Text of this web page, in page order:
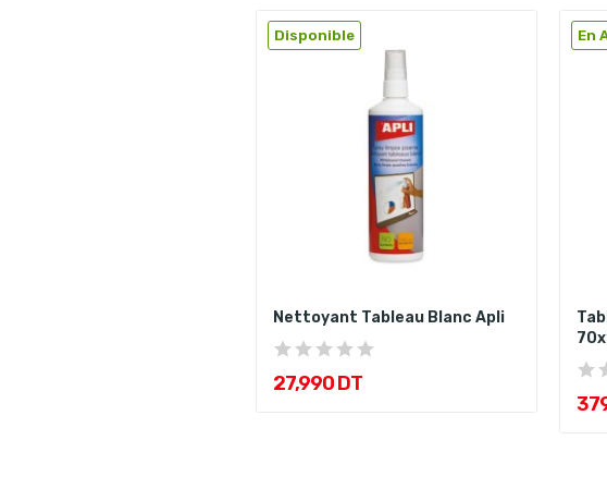
Disponible
Nettoyant Tableau Blanc Apli
27,990 DT
En
Tableau